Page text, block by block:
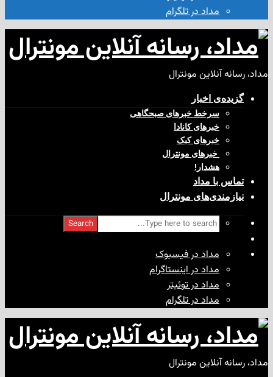
مداد در تلگرام
مونترال
اخبار
سرخط خبرهای صبحگاهی
خبرهای کانادا
خبرهای کبک
‌ خبرهای مونترال
مداد
مونترال
Search
مداد در فیسبوک
مداد در اینستاگرام
مداد در توئیتر
مداد در تلگرام
مونترال